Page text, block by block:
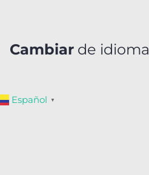
Cambiar de idioma
Español ▼